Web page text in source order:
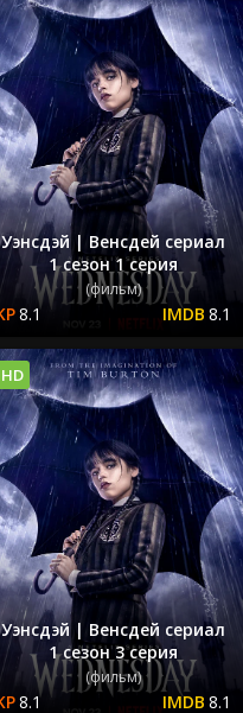
Уэнсдэй | Венсдей сериал
1 сезон 1 серия
(фильм)
8.1 8.1
Уэнсдэй | Венсдей сериал
1 сезон 3 серия
(фильм)
8.1 8.1
HD